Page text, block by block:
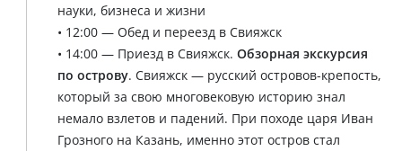
науки, бизнеса и жизни
• 12:00 — Обед и переезд в Свияжск
• 14:00 — Приезд в Свияжск. Обзорная экскурсия
по острову. Свияжск — русский островов-крепость,
который за свою многовековую историю знал
немало взлетов и падений. При походе царя Иван
Грозного на Казань, именно этот остров стал